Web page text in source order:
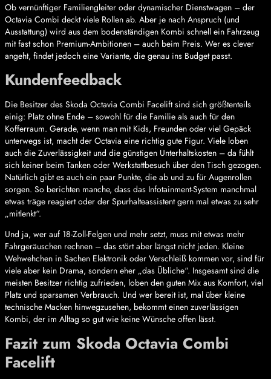
Ob vernünftiger Familiengleiter oder dynamischer Dienstwagen – der
Octavia Combi deckt viele Rollen ab. Aber je nach Anspruch (und
Ausstattung) wird aus dem bodenständigen Kombi schnell ein Fahrzeug
mit fast schon Premium-Ambitionen – auch beim Preis. Wer es clever
angeht, findet jedoch eine Variante, die genau ins Budget passt.
Kundenfeedback
Die Besitzer des Skoda Octavia Combi Facelift sind sich größtenteils
einig: Platz ohne Ende – sowohl für die Familie als auch für den
Kofferraum. Gerade, wenn man mit Kids, Freunden oder viel Gepäck
unterwegs ist, macht der Octavia eine richtig gute Figur. Viele loben
auch die Zuverlässigkeit und die günstigen Unterhaltskosten – da fühlt
sich keiner beim Tanken oder Werkstattbesuch über den Tisch gezogen.
Natürlich gibt es auch ein paar Punkte, die ab und zu für Augenrollen
sorgen. So berichten manche, dass das Infotainment-System manchmal
etwas träge reagiert oder der Spurhalteassistent gern mal etwas zu sehr
„mitlenkt“.
Und ja, wer auf 18-Zoll-Felgen und mehr setzt, muss mit etwas mehr
Fahrgeräuschen rechnen – das stört aber längst nicht jeden. Kleine
Wehwehchen in Sachen Elektronik oder Verschleiß kommen vor, sind für
viele aber kein Drama, sondern eher „das Übliche“. Insgesamt sind die
meisten Besitzer richtig zufrieden, loben den guten Mix aus Komfort, viel
Platz und sparsamen Verbrauch. Und wer bereit ist, mal über kleine
technische Macken hinwegzusehen, bekommt einen zuverlässigen
Kombi, der im Alltag so gut wie keine Wünsche offen lässt.
Fazit zum Skoda Octavia Combi
Facelift